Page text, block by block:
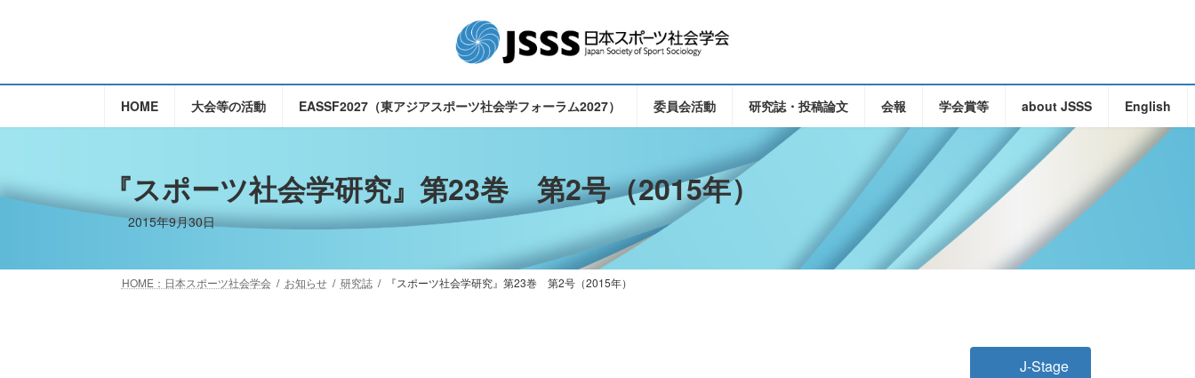
プ
動
HOME 大会等の活動 EASSF2027（東アジアスポーツ社会学フォーラム2027） 委員会活動 研究誌・投稿論文 会報 学会賞等 about JSSS English
『スポーツ社会学研究』第23巻 第2号（2015年）
2015年9月30日
HOME：日本スポーツ社会学会 お知らせ 研究誌 『スポーツ社会学研究』第23巻 第2号（2015年）
J-Stage